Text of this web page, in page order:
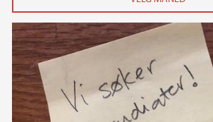
2023
mars (1)
2021